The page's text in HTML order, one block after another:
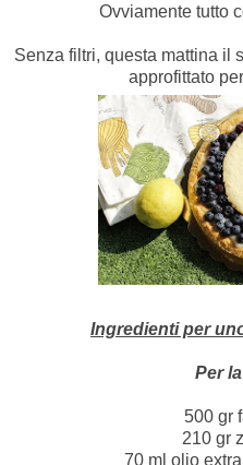
Ovviamente tutto
Senza filtri, questa mattina il
approfittato
Ingredienti per
Per
500 gr
210 gr
70 ml olio